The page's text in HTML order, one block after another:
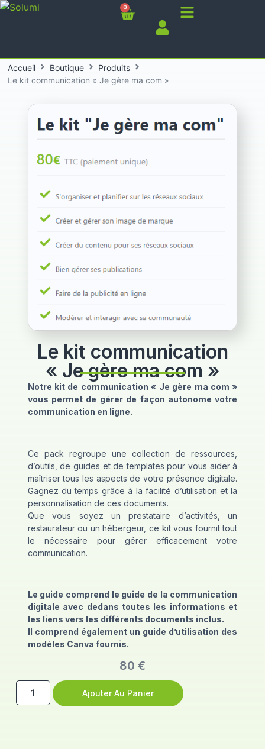
Accueil Boutique
Produits
Le kit communication « Je gère ma com »
0
Le kit communication
« Je gère ma com »
Notre kit de communication « Je gère ma com »
vous permet de gérer de façon autonome votre
communication en ligne.
Ce pack regroupe une collection de ressources,
d’outils, de guides et de templates pour vous aider à
maîtriser tous les aspects de votre présence digitale.
Gagnez du temps grâce à la facilité d’utilisation et la
personnalisation de ces documents.
Que vous soyez un prestataire d’activités, un
restaurateur ou un hébergeur, ce kit vous fournit tout
le nécessaire pour gérer efficacement votre
communication.
Le guide comprend le guide de la communication
digitale avec dedans toutes les informations et
les liens vers les différents documents inclus.
Il comprend également un guide d’utilisation des
modèles Canva fournis.
80 €
Ajouter Au Panier